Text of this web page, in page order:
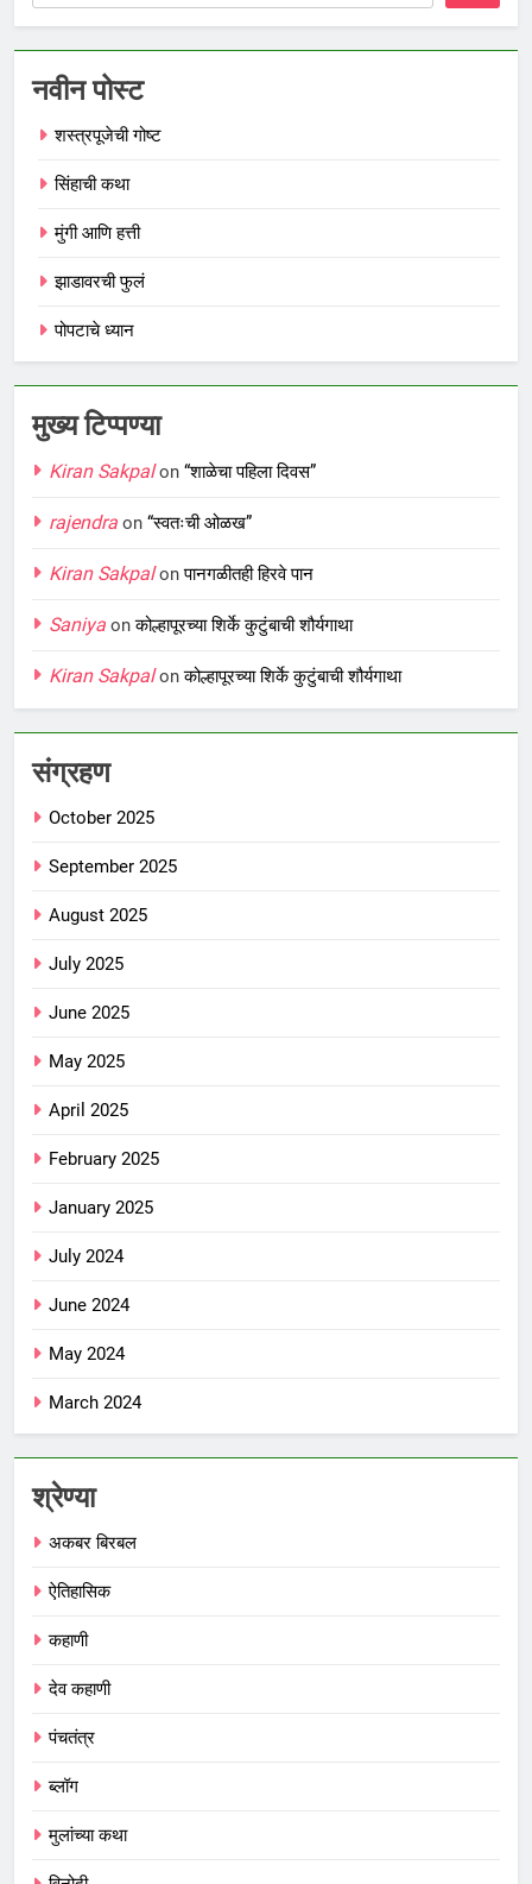
नवीन पोस्ट
शस्त्रपूजेची गोष्ट
सिंहाची कथा
मुंगी आणि हत्ती
झाडावरची फुलं
पोपटाचे ध्यान
मुख्य टिप्पण्या
Kiran Sakpalon “शाळेचा पहिला दिवस”
rajendra on “स्वतःची ओळख”
Kiran Sakpalonपानगळीतही हिरवे पान
Saniya onकोल्हापूरच्या शिर्के कुटुंबाची शौर्यगाथा
Kiran Sakpalonकोल्हापूरच्या शिर्के कुटुंबाची शौर्यगाथा
संग्रहण
October 2025
September 2025
August 2025
July 2025
June 2025
May 2025
April 2025
February 2025
January 2025
July 2024
June 2024
May 2024
March 2024
श्रेण्या
अकबर बिरबल
ऐतिहासिक
कहाणी
देव कहाणी
पंचतंत्र
ब्लॉग
मुलांच्या कथा